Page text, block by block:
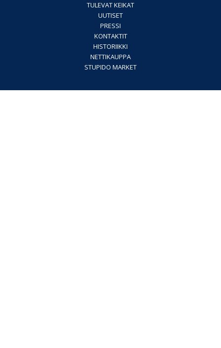
TULEVAT KEIKAT
UUTISET
PRESSI
KONTAKTIT
HISTORIIKKI
NETTIKAUPPA
STUPIDO MARKET